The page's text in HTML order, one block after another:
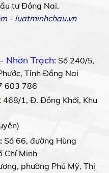
tư Đồng Nai.
- luatminhchau.vn
Nhơn Trạch: Số 240/5,
Tỉnh Đồng Nai
603 786
: 468/1, Đ. Đồng Khởi, Khu
Số 66, đường Hùng
Chí Minh
phường Phú Mỹ, Thị